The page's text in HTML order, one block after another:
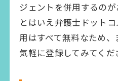
ジェントを併用するのが
とはいえ弁護士ドット
用はすべて無料なため
気軽に登録してみてくだ